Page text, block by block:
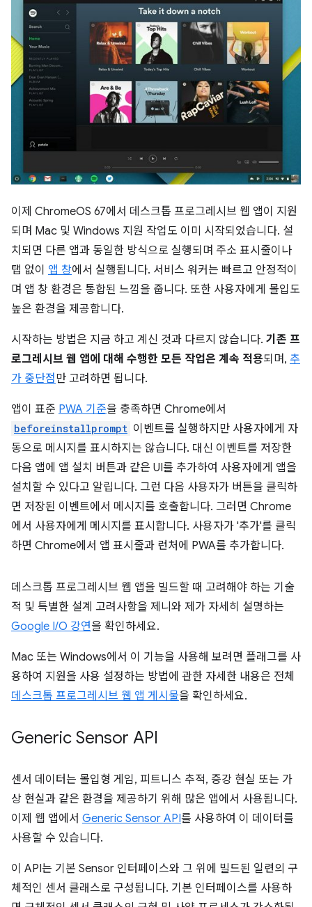
이제 ChromeOS 67에서 데스크톱 프로그레시브 웹 앱이 지원
되며 Mac 및 Windows 지원 작업도 이미 시작되었습니다. 설
치되면 다른 앱과 동일한 방식으로 실행되며 주소 표시줄이나
탭 없이 앱 창에서 실행됩니다. 서비스 워커는 빠르고 안정적이
며 앱 창 환경은 통합된 느낌을 줍니다. 또한 사용자에게 몰입도
높은 환경을 제공합니다.
시작하는 방법은 지금 하고 계신 것과 다르지 않습니다. 기존 프
로그레시브 웹 앱에 대해 수행한 모든 작업은 계속 적용되며, 추
가 중단점만 고려하면 됩니다.
앱이 표준 PWA 기준을 충족하면 Chrome에서
beforeinstallprompt 이벤트를 실행하지만 사용자에게 자
동으로 메시지를 표시하지는 않습니다. 대신 이벤트를 저장한
다음 앱에 앱 설치 버튼과 같은 UI를 추가하여 사용자에게 앱을
설치할 수 있다고 알립니다. 그런 다음 사용자가 버튼을 클릭하
면 저장된 이벤트에서 메시지를 호출합니다. 그러면 Chrome
에서 사용자에게 메시지를 표시합니다. 사용자가 '추가'를 클릭
하면 Chrome에서 앱 표시줄과 런처에 PWA를 추가합니다.
데스크톱 프로그레시브 웹 앱을 빌드할 때 고려해야 하는 기술
적 및 특별한 설계 고려사항을 제니와 제가 자세히 설명하는
Google I/O 강연을 확인하세요.
Mac 또는 Windows에서 이 기능을 사용해 보려면 플래그를 사
용하여 지원을 사용 설정하는 방법에 관한 자세한 내용은 전체
데스크톱 프로그레시브 웹 앱 게시물을 확인하세요.
Generic Sensor API
센서 데이터는 몰입형 게임, 피트니스 추적, 증강 현실 또는 가
상 현실과 같은 환경을 제공하기 위해 많은 앱에서 사용됩니다.
이제 웹 앱에서 Generic Sensor API를 사용하여 이 데이터를
사용할 수 있습니다.
이 API는 기본 Sensor 인터페이스와 그 위에 빌드된 일련의 구
체적인 센서 클래스로 구성됩니다. 기본 인터페이스를 사용하